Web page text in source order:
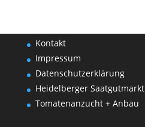
Kontakt
Impressum
Datenschutzerklärung
Heidelberger Saatgutmarkt
Tomatenanzucht + Anbau